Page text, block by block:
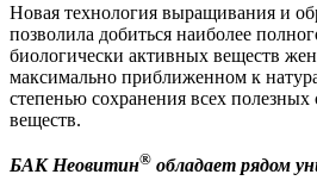
Новая технология выращивания и
позволила добиться наиболее
биологически активных веществ
максимально приближенном к
степенью сохранения всех
веществ.
БАК Неовитин® обладает рядом